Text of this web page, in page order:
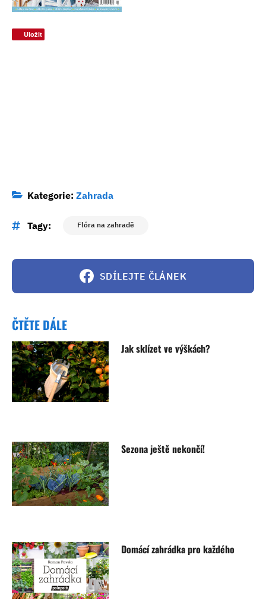
Uložit
Kategorie: Zahrada
Tagy: Flóra na zahradě
SDÍLEJTE ČLÁNEK
ČTĚTE DÁLE
Jak sklízet ve výškách?
Sezona ještě nekončí!
Domácí zahrádka pro každého